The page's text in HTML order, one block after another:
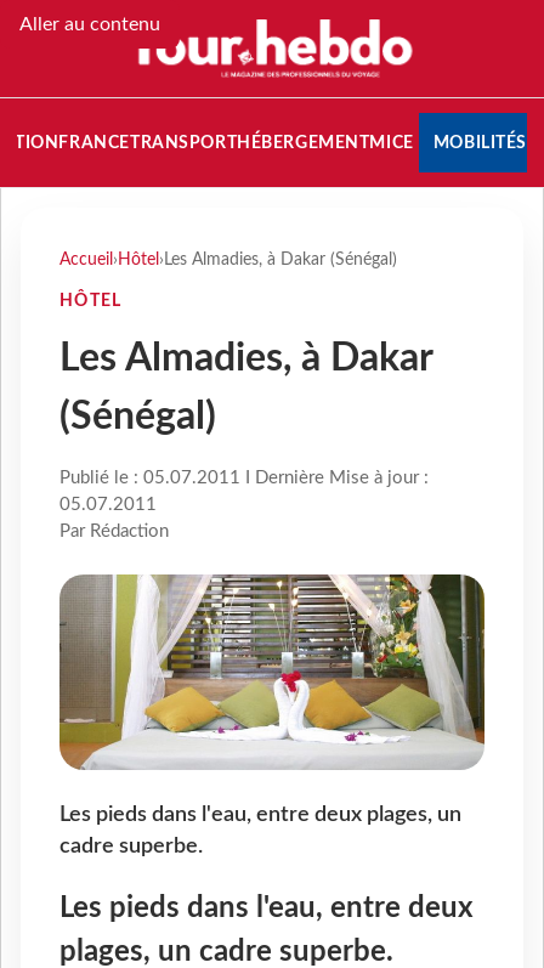
Aller au contenu
FRANCETRANSPORT HÉBERGEMENTMICE MOBILITÉS
Accueil › Hôtel › Les Almadies, à Dakar (Sénégal)
HÔTEL
Les Almadies, à Dakar
(Sénégal)
Publié le : 05.07.2011 I Dernière Mise à jour :
05.07.2011
Par Rédaction
Les pieds dans l'eau, entre deux plages, un
cadre superbe.
Les pieds dans l'eau, entre deux
plages, un cadre superbe.